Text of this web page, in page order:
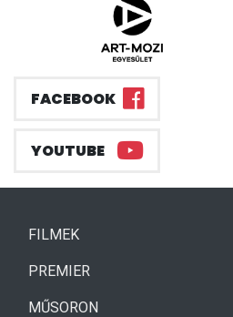
FACEBOOK
YOUTUBE
FILMEK(CURRENT)
PREMIER
MŰSORON